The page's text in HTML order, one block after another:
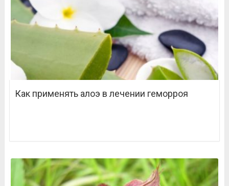
Как применять алоэ в лечении геморроя